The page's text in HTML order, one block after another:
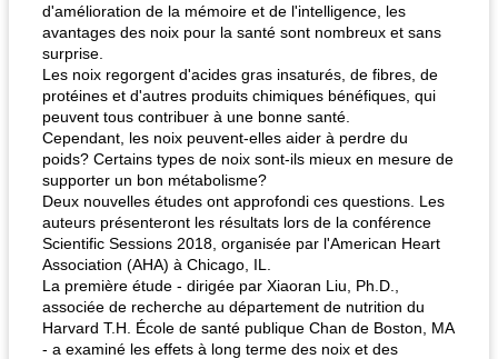
d'amélioration de la mémoire et de l'intelligence, les
avantages des noix pour la santé sont nombreux et sans
surprise.
Les noix regorgent d'acides gras insaturés, de fibres, de
protéines et d'autres produits chimiques bénéfiques, qui
peuvent tous contribuer à une bonne santé.
Cependant, les noix peuvent-elles aider à perdre du
poids? Certains types de noix sont-ils mieux en mesure de
supporter un bon métabolisme?
Deux nouvelles études ont approfondi ces questions. Les
auteurs présenteront les résultats lors de la conférence
Scientific Sessions 2018, organisée par l'American Heart
Association (AHA) à Chicago, IL.
La première étude - dirigée par Xiaoran Liu, Ph.D.,
associée de recherche au département de nutrition du
Harvard T.H. École de santé publique Chan de Boston, MA
- a examiné les effets à long terme des noix et des